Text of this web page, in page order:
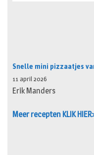
Snelle mini pizzaatjes
11 april 2026
Erik Manders
Meer recepten KLIK